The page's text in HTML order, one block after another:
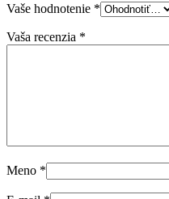
Vaše hodnotenie *
Vaša recenzia *
Meno *